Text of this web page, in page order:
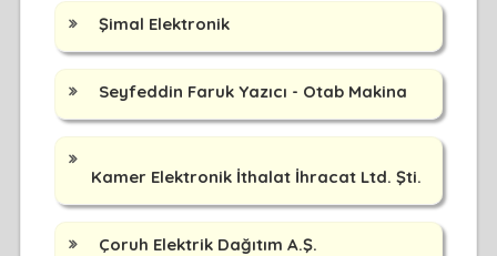
Şimal Elektronik
Seyfeddin Faruk Yazıcı - Otab Makina
Kamer Elektronik İthalat İhracat Ltd. Şti.
Çoruh Elektrik Dağıtım A.Ş.